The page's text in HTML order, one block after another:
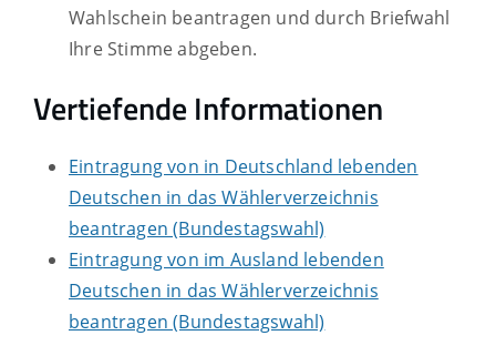
Wahlschein beantragen und durch Briefwahl
Ihre Stimme abgeben.
Vertiefende Informationen
Eintragung von in Deutschland lebenden
Deutschen in das Wählerverzeichnis
beantragen (Bundestagswahl)
Eintragung von im Ausland lebenden
Deutschen in das Wählerverzeichnis
beantragen (Bundestagswahl)